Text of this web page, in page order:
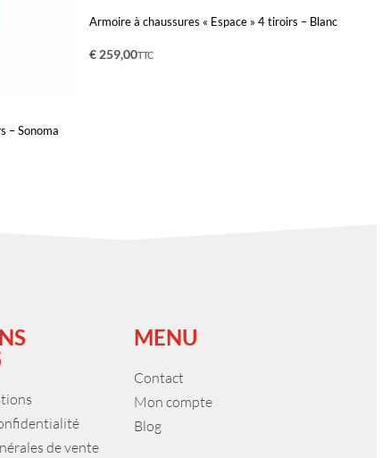
– Sonoma
Armoire à chaussures « Espace » 4 tiroirs – Blanc
€259,00TTC
de vente
MENU
Contact
Mon compte
Blog